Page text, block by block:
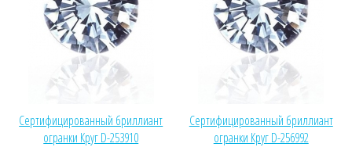
Сертифицированный бриллиант
огранки Круг D-253910
Сертифицированный бриллиант
огранки Круг D-256992